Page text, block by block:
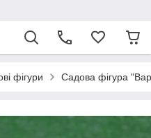
фігури Садова фігура